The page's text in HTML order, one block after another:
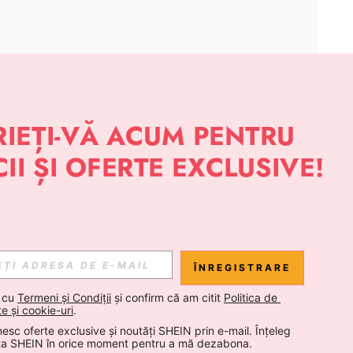
APLICAȚIE
DESPRE STIL DE LA SHEIN
Abonare
Abonare
ÎNREGISTRARE
Termeni și Condiții și confirm că am citit Politica de
și cookie-uri.
oferte exclusive și noutăți SHEIN prin e-mail. Înțeleg
SHEIN în orice moment pentru a mă dezabona.